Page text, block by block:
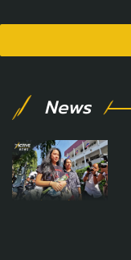
News